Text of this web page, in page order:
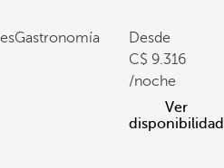
Gastronomía
Desde
9.316
/noche
Ver
disponibilidad